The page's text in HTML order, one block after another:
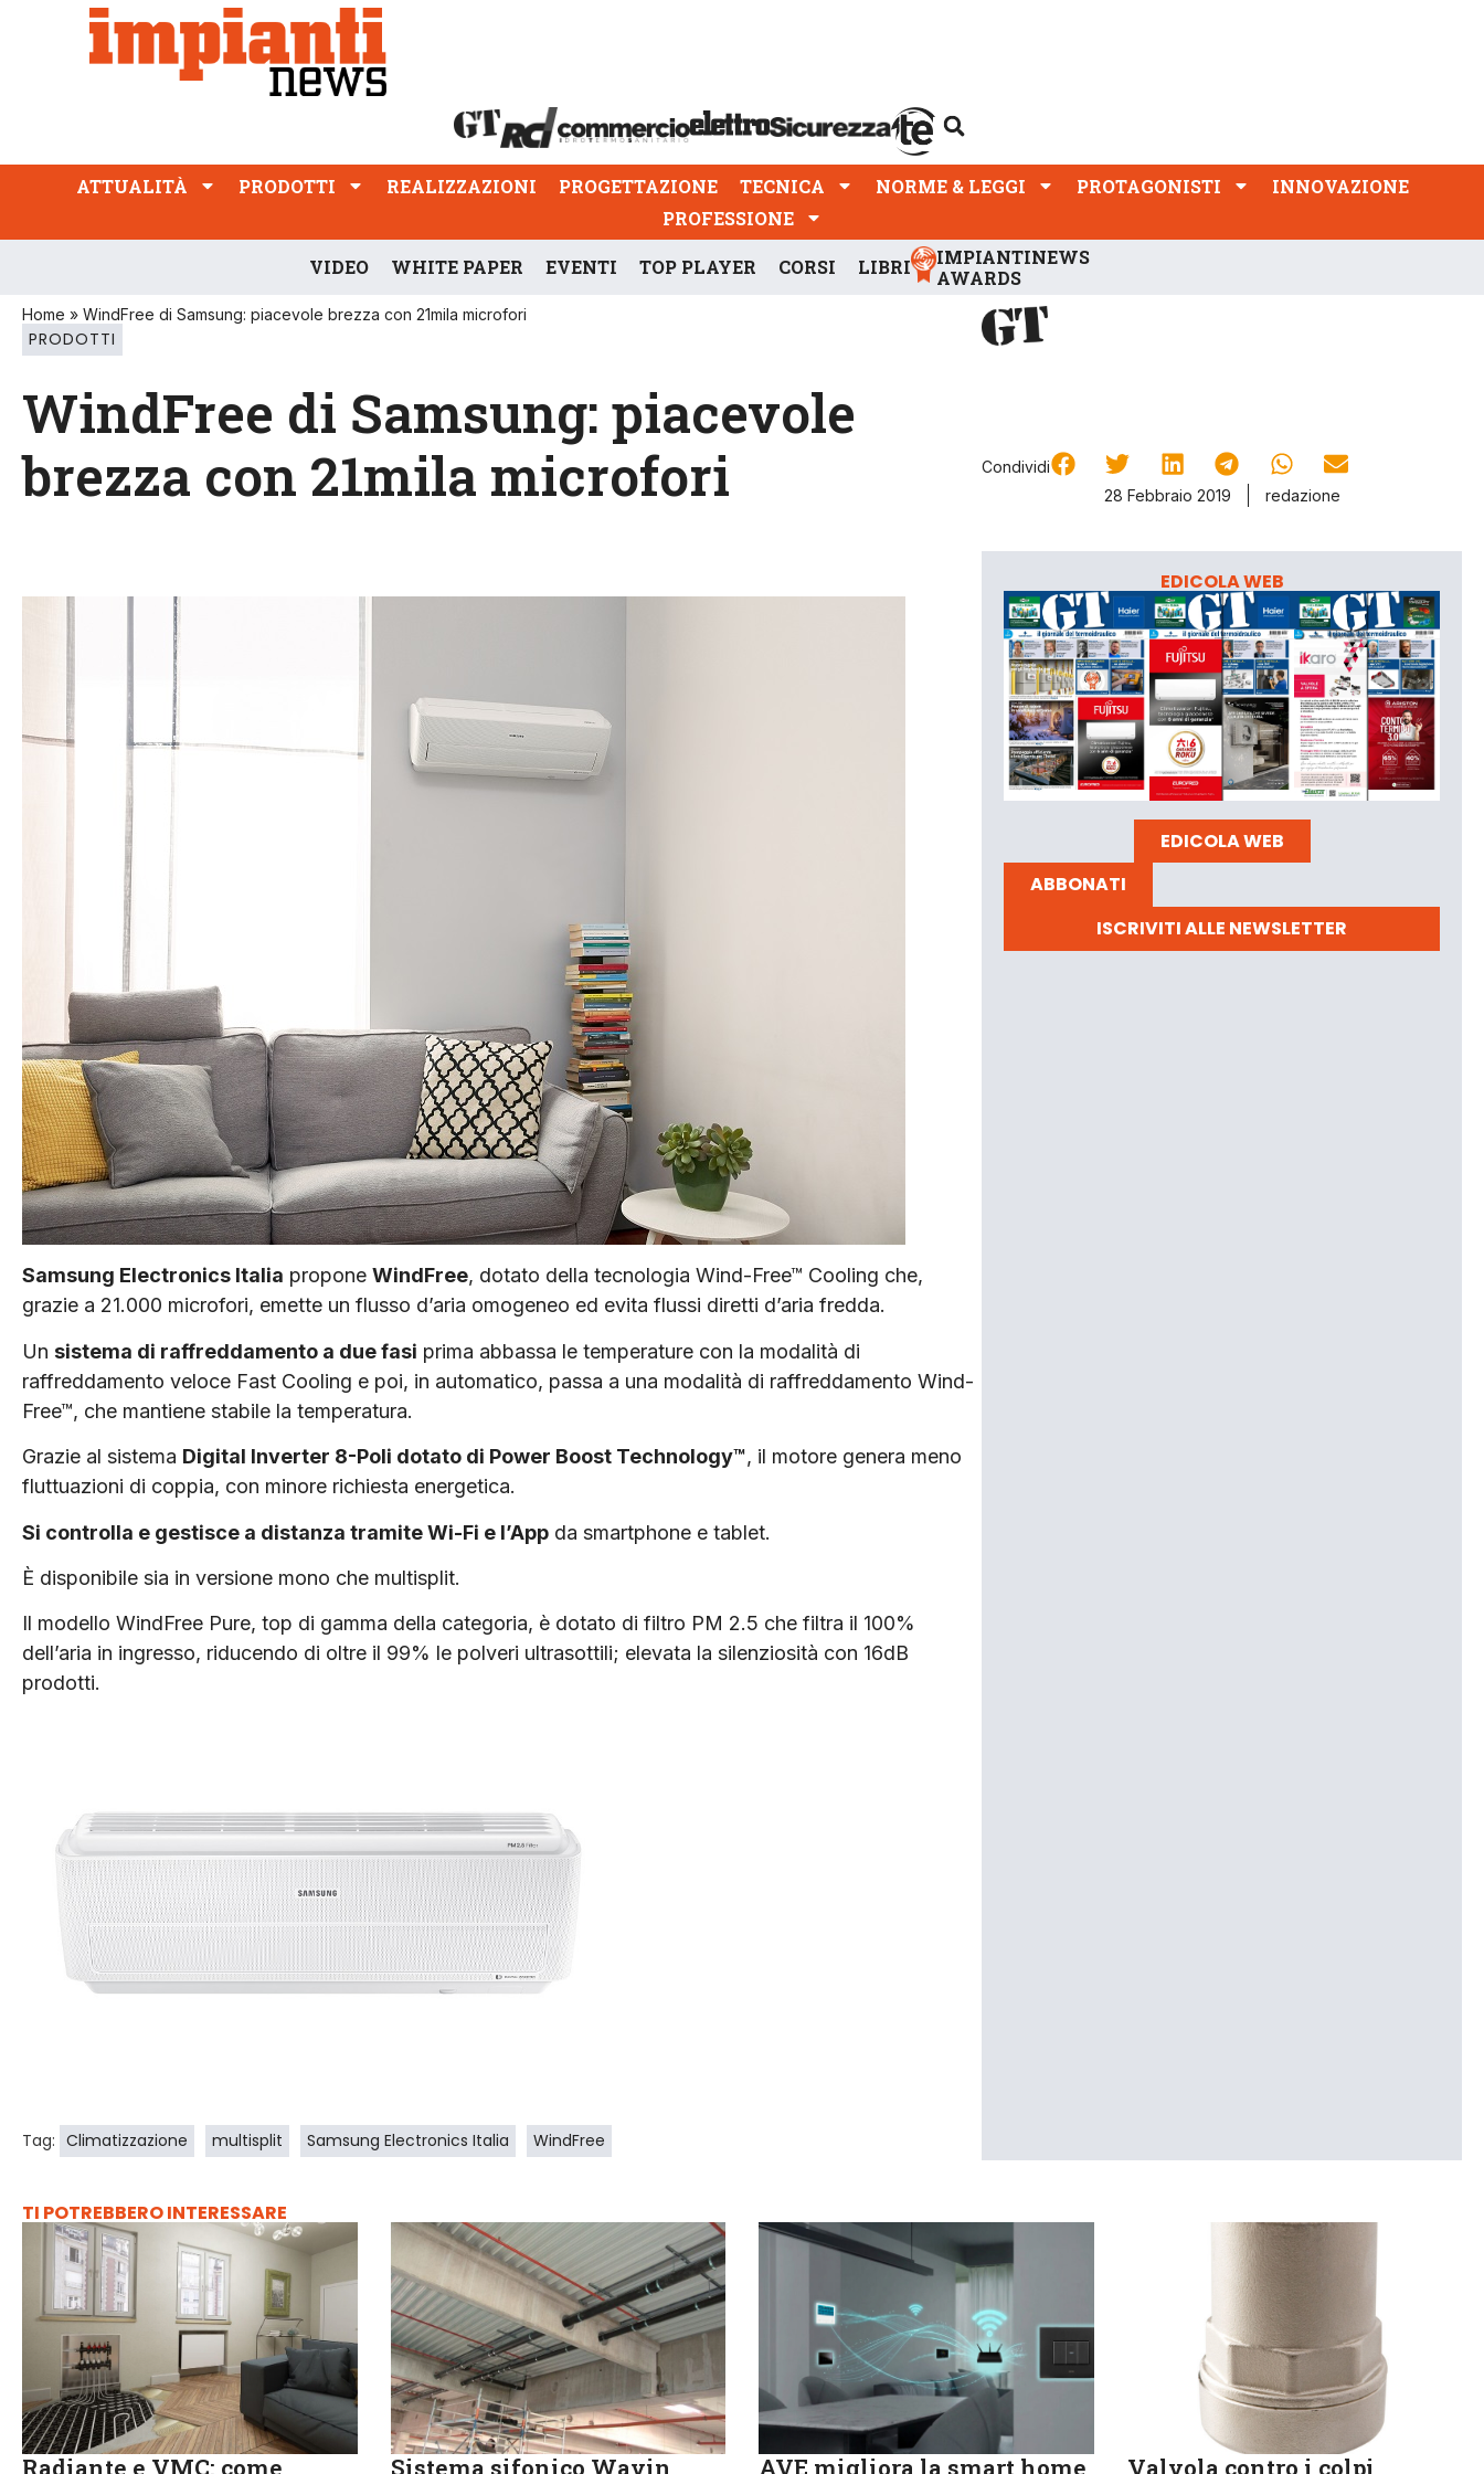
ATTUALITÀ PRODOTTI REALIZZAZIONI
PROFESSIONE
ATTUALITÀ PRODOTTI REALIZZAZIONI PROGETTAZIONE TECNICA NORME & LEGGI PROTAGONISTI
INNOVAZIONE
PROFESSIONE
VIDEO WHITE PAPER EVENTI TOP PLAYER CORSI LIBRI
IMPIANTINEWS
AWARDS
Home » WindFree di Samsung: piacevole brezza con 21mila microfori
PRODOTTI
WindFree di Samsung: piacevole
brezza con 21mila microfori
Condividi
28 Febbraio 2019
redazione
Samsung Electronics Italia propone WindFree, dotato della tecnologia Wind-Free™ Cooling che,
grazie a 21.000 microfori, emette un flusso d’aria omogeneo ed evita flussi diretti d’aria fredda.
Un sistema di raffreddamento a due fasi prima abbassa le temperature con la modalità di
raffreddamento veloce Fast Cooling e poi, in automatico, passa a una modalità di raffreddamento Wind-
Free™, che mantiene stabile la temperatura.
Grazie al sistema Digital Inverter 8-Poli dotato di Power Boost Technology™, il motore genera meno
fluttuazioni di coppia, con minore richiesta energetica.
Si controlla e gestisce a distanza tramite Wi-Fi e l’App da smartphone e tablet.
È disponibile sia in versione mono che multisplit.
Il modello WindFree Pure, top di gamma della categoria, è dotato di filtro PM 2.5 che filtra il 100%
dell’aria in ingresso, riducendo di oltre il 99% le polveri ultrasottili; elevata la silenziosità con 16dB
prodotti.
Tag: Climatizzazione multisplit Samsung Electronics Italia WindFree
EDICOLA WEB
EDICOLA WEB
ABBONATI
ISCRIVITI ALLE NEWSLETTER
TI POTREBBERO INTERESSARE
Radiante e VMC: come Sistema sifonico Wavin AVE migliora la smart home Valvola contro i colpi